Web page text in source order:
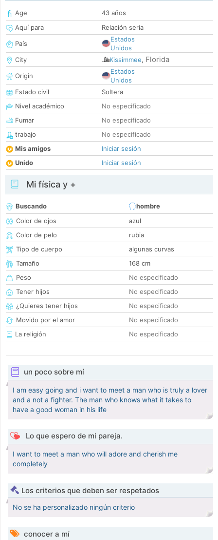
Age
43 años
Aquí para
Relación seria
País
Estados
Unidos
City
Kissimmee, Florida
Origin
Estados
Unidos
Estado civil
Soltera
Nivel académico
No especificado
Fumar
No especificado
trabajo
No especificado
Mis amigos
Iniciar sesión
Unido
Iniciar sesión
Mi física y +
Buscando
hombre
Color de ojos
azul
Color de pelo
rubia
Tipo de cuerpo
algunas curvas
Tamaño
168 cm
Peso
No especificado
Tener hijos
No especificado
¿Quieres tener hijos
No especificado
Movido por el amor
No especificado
La religión
No especificado
un poco sobre mí
I am easy going and i want to meet a man who is truly a lover
and a not a fighter. The man who knows what it takes to
have a good woman in his life
Lo que espero de mi pareja.
I want to meet a man who will adore and cherish me
completely
Los criterios que deben ser respetados
No se ha personalizado ningún criterio
conocer a mí